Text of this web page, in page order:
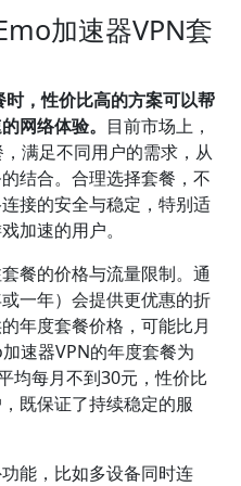
加速器VPN套
，性价比高的方案可以帮
网络体验。 目前市场上，
满足不同用户的需求，从
结合。合理选择套餐，不
接的安全与稳定，特别适
加速的用户。
餐的价格与流量限制。通
一年）会提供更优惠的折
年度套餐价格，可能比月
速器VPN的年度套餐为
均每月不到30元，性价比
既保证了持续稳定的服
能，比如多设备同时连